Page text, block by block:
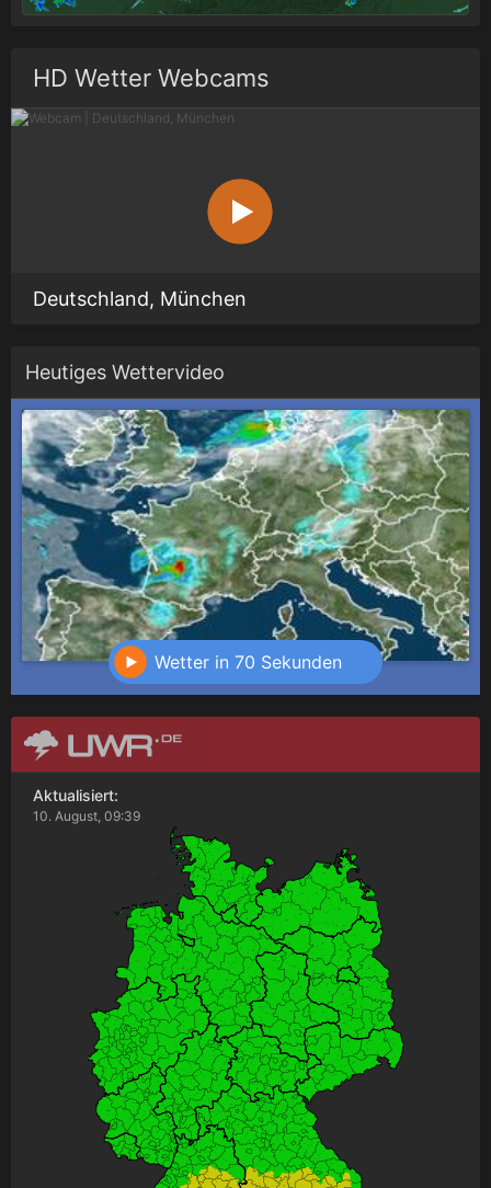
HD Wetter Webcams
Deutschland, München
Heutiges Wettervideo
Wetter in 70 Sekunden
Aktualisiert:
10. August, 09:39